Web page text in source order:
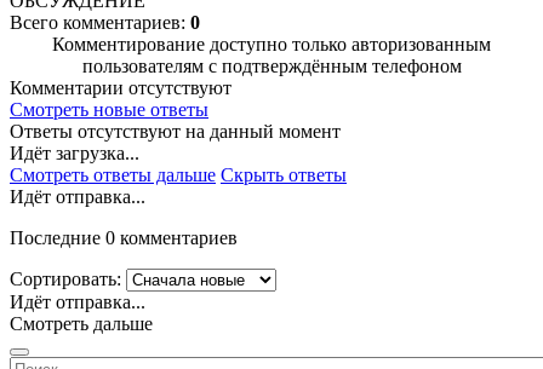
Всего комментариев: 0
Комментирование доступно только авторизованным
пользователям с подтверждённым телефоном
Комментарии отсутствуют
Смотреть новые ответы
Ответы отсутствуют на данный момент
Идёт загрузка...
Смотреть ответы дальше Скрыть ответы
Идёт отправка...
Последние 0 комментариев
Сортировать:
Идёт отправка...
Смотреть дальше